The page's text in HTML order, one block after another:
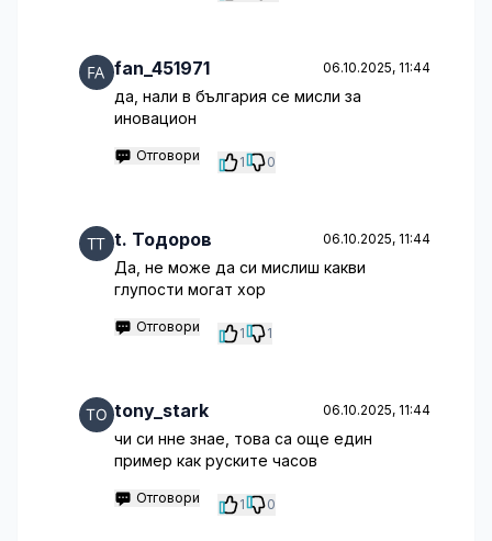
fan_451971 06.10.2025, 11:44
да, нали в българия се мисли за
иновацион
Отговори 1 0
t. Тодоров 06.10.2025, 11:44
Да, не може да си мислиш какви
глупости могат хор
Отговори 1 1
tony_stark 06.10.2025, 11:44
чи си нне знае, това са още един
пример как руските часов
Отговори 1 0